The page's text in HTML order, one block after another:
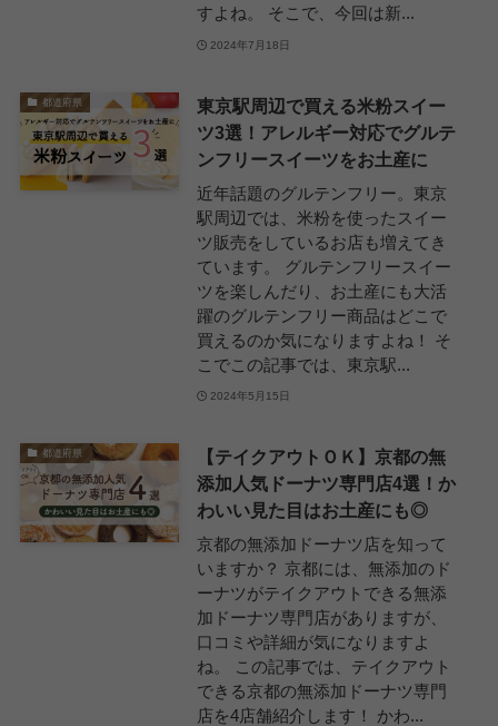
すよね。 そこで、今回は新...
2024年7月18日
都道府県
東京駅周辺で買える米粉スイー
ツ3選！アレルギー対応でグルテ
ンフリースイーツをお土産に
近年話題のグルテンフリー。東京
駅周辺では、米粉を使ったスイー
ツ販売をしているお店も増えてき
ています。 グルテンフリースイー
ツを楽しんだり、お土産にも大活
躍のグルテンフリー商品はどこで
買えるのか気になりますよね！ そ
こでこの記事では、東京駅...
2024年5月15日
都道府県
【テイクアウトＯＫ】京都の無
添加人気ドーナツ専門店4選！か
わいい見た目はお土産にも◎
京都の無添加ドーナツ店を知って
いますか？ 京都には、無添加のド
ーナツがテイクアウトできる無添
加ドーナツ専門店がありますが、
口コミや詳細が気になりますよ
ね。 この記事では、テイクアウト
できる京都の無添加ドーナツ専門
店を4店舗紹介します！ かわ...